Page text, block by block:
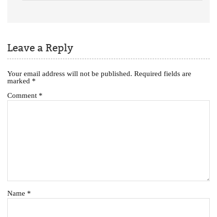
Leave a Reply
Your email address will not be published. Required fields are
marked *
Comment *
Name *